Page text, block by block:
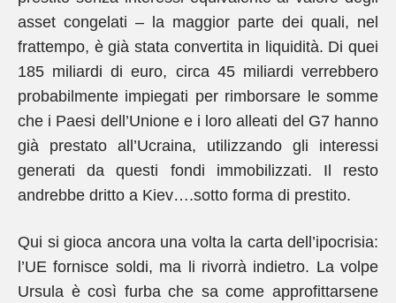
asset congelati – la maggior parte dei quali, nel
frattempo, è già stata convertita in liquidità. Di quei
185 miliardi di euro, circa 45 miliardi verrebbero
probabilmente impiegati per rimborsare le somme
che i Paesi dell’Unione e i loro alleati del G7 hanno
già prestato all’Ucraina, utilizzando gli interessi
generati da questi fondi immobilizzati. Il resto
andrebbe dritto a Kiev….sotto forma di prestito.
Qui si gioca ancora una volta la carta dell’ipocrisia:
l’UE fornisce soldi, ma li rivorrà indietro. La volpe
Ursula è così furba che sa come approfittarsene